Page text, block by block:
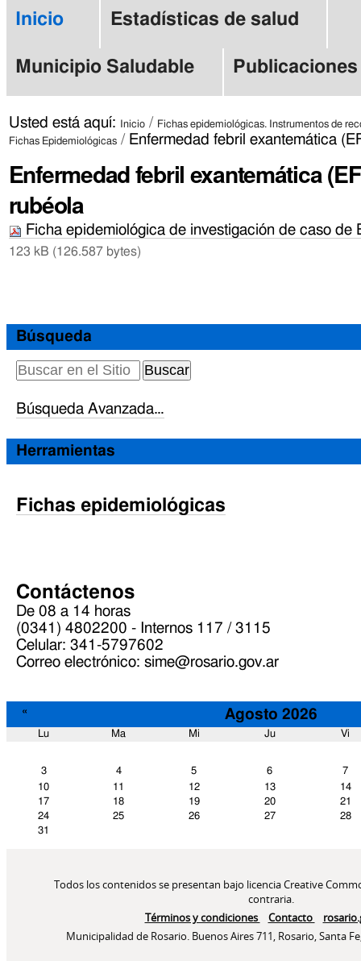
Cambiar
contenido.
Saltar
a
navegación
Herramientas
Secciones
Inicio Estadísticas de salud
Municipio Saludable Publicaciones
Usted está aquí: Inicio / Fichas epidemiológicas. Instrumentos de
Fichas Epidemiológicas / Enfermedad febril exantemática
Enfermedad febril exantemática
rubéola
Ficha epidemiológica de investigación de caso de
123 kB (126.587 bytes)
Búsqueda
Búsqueda Avanzada…
Herramientas
Fichas epidemiológicas
Contáctenos
De 08 a 14 horas
(0341) 4802200 - Internos 117 / 3115
Celular: 341-5797602
Correo electrónico: sime@rosario.gov.ar
« Agosto 2026
Lu Ma Mi Ju Vi
3 4 5 6
7
10
11 12 13
14
17
18 19 20
21
24
25 26 27
28
31